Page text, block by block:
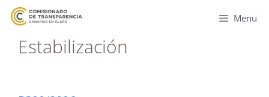
Menu
Estabilización